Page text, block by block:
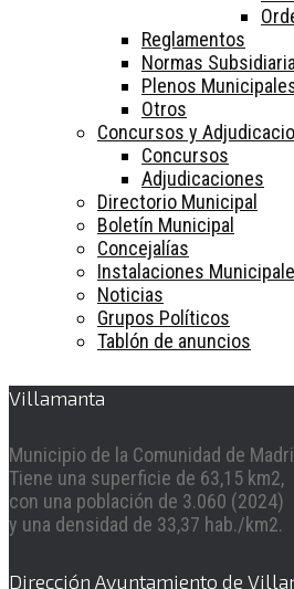
Reglamentos
Normas
Plenos
Otros
Concursos y
Concursos
Adjudicaciones
Directorio Municipal
Boletín Municipal
Concejalías
Instalaciones
Noticias
Grupos Políticos
Tablón de anuncios
Villamanta
Municipio de la Comunidad de
Tiene una superficie de 63,15 km2,
con una población de 3.060 (2024)
y una densidad de 33,37 hab./km2.
Dirección Ayuntamiento de